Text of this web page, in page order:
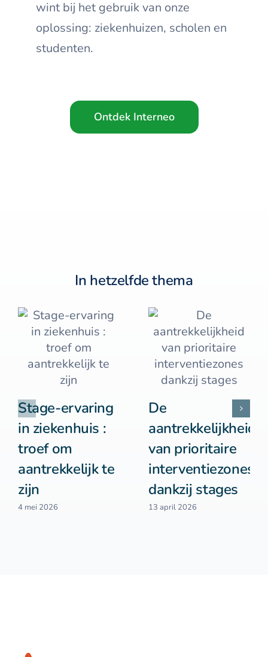
wint bij het gebruik van onze
oplossing: ziekenhuizen, scholen en
studenten.
Ontdek Interneo
In hetzelfde thema
Stage-ervaring
in ziekenhuis :
troef om
aantrekkelijk te
zijn
4 mei 2026
De
aantrekkelijkheid
van prioritaire
interventiezones
dankzij stages
13 april 2026